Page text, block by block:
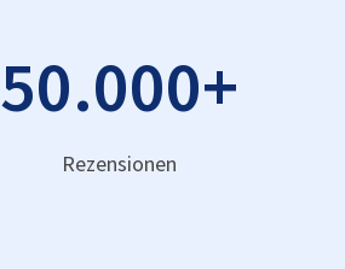
50.000+
Rezensionen